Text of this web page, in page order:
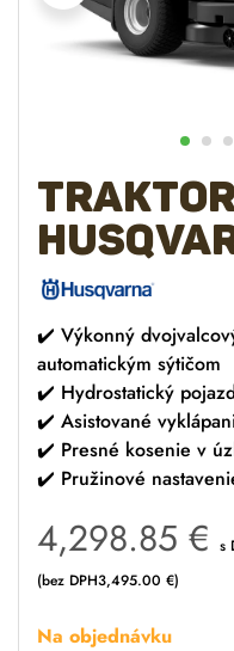
✔️ Výkonný
automatickým sýtičom
✔️ Hydrostatický
✔️ Asistované
✔️ Presné kosenie v
✔️ Pružinové
4,298.85 € s
(bez DPH3,495.00 €)
Na objednávku